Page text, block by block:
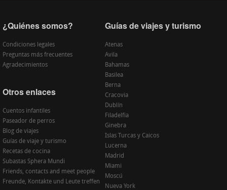
¿Quiénes somos?
Condiciones legales
Preguntas más frecuentes
Agradecimientos
Otros enlaces
Cuentos infantiles
Paseador de perros
Blog de viajes
Guías de viaje y turismo
Recetas de cocina
Subastas Sphera Mundi
Friends, contacts and meet people
Freunde, Kontakte und Leute treffen
Guías de viajes y turismo
Atenas
Avila
Bahamas
Basilea
Berna
Cracovia
Dublín
Filadelfia
Ginebra
Islas Turcas y Caicos
Lucerna
Madrid
Miami
Moscú
Nueva York